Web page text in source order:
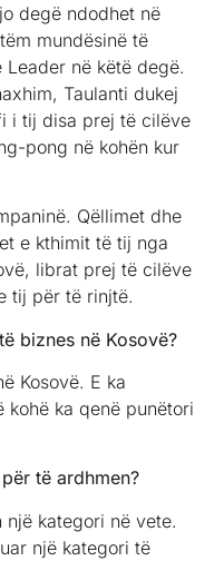
degë ndodhet në
mundësinë të
në këtë degë.
Taulanti dukej
i tij disa prej të cilëve
pong në kohën kur
Qëllimet dhe
e kthimit të tij nga
librat prej të cilëve
tij për të rinjtë.
biznes në Kosovë?
Kosovë. E ka
kohë ka qenë punëtori
të ardhmen?
një kategori në vete.
një kategori të